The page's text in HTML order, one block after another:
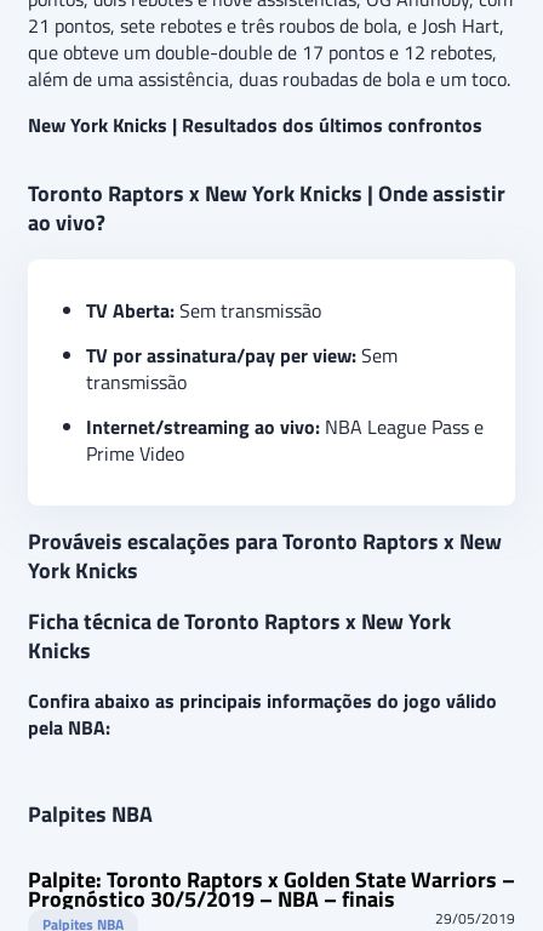
21 pontos, sete rebotes e três roubos de bola, e Josh Hart,
que obteve um double-double de 17 pontos e 12 rebotes,
além de uma assistência, duas roubadas de bola e um toco.
New York Knicks | Resultados dos últimos confrontos
Toronto Raptors x New York Knicks | Onde assistir
ao vivo?
TV Aberta:Sem transmissão
TV por assinatura/pay per view:Sem
transmissão
Internet/streaming ao vivo: NBA League Pass e
Prime Video
Prováveis escalações para Toronto Raptors x New
York Knicks
Ficha técnica de Toronto Raptors x New York
Knicks
Confira abaixo as principais informações do jogo válido
pela NBA:
Palpites NBA
Palpite: Toronto Raptors x Golden State Warriors –
Prognóstico 30/5/2019 – NBA – finais
Palpites NBA 29/05/2019